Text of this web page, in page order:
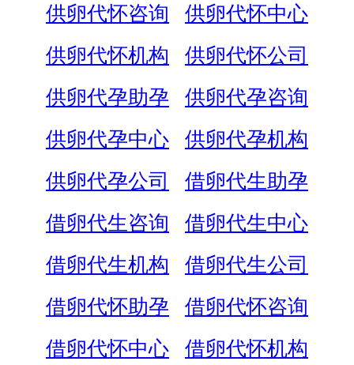
供卵代怀咨询
供卵代怀中心
供卵代怀机构
供卵代怀公司
供卵代孕助孕
供卵代孕咨询
供卵代孕中心
供卵代孕机构
供卵代孕公司
借卵代生助孕
借卵代生咨询
借卵代生中心
借卵代生机构
借卵代生公司
借卵代怀助孕
借卵代怀咨询
借卵代怀中心
借卵代怀机构